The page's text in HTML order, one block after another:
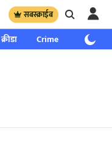
सबस्क्राईब
क्रीडा Crime साप्ताहिक